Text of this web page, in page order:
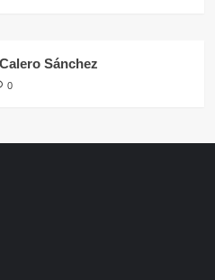
Sánchez
0